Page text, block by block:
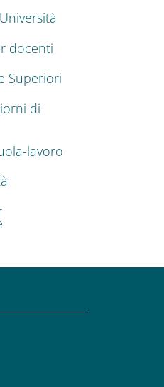
docenti
Superiori
di
lavoro